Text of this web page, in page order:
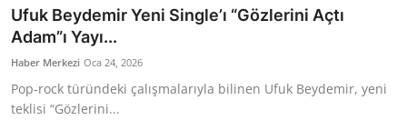
Ufuk Beydemir Yeni Single’ı “Gözlerini Açtı
Adam”ı Yayı...
Haber Merkezi Oca 24, 2026
Pop-rock türündeki çalışmalarıyla bilinen Ufuk Beydemir, yeni
teklisi “Gözlerini...